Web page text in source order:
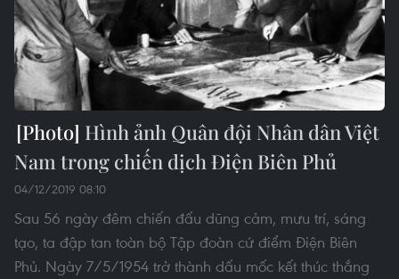
Hình ảnh Quân đội Nhân dân Việt
Nam trong chiến dịch Điện Biên Phủ
04/12/2019 08:10
Sau 56 ngày đêm chiến đấu dũng cảm, mưu trí, sáng
tạo, ta đập tan toàn bộ Tập đoàn cứ điểm Điện Biên
Phủ. Ngày 7/5/1954 trở thành dấu mốc kết thúc thắng